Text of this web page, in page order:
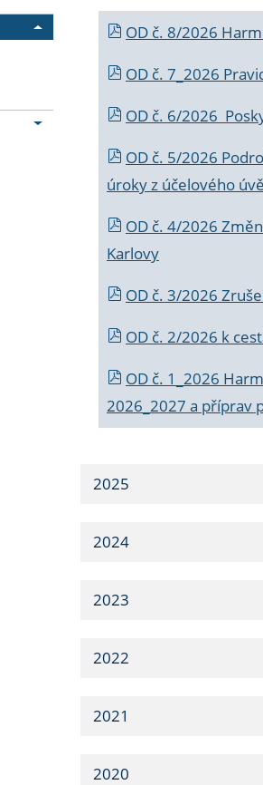
OD č. 8/2026
OD č. 7_2026
OD č. 6/2026
OD č. 5/2026
úroky z účelového
OD č. 4/2026
Karlovy
OD č. 3/2026
OD č. 2/2026 k
OD č. 1_2026
2026_2027 a příprav
2025
2024
2023
2022
2021
2020